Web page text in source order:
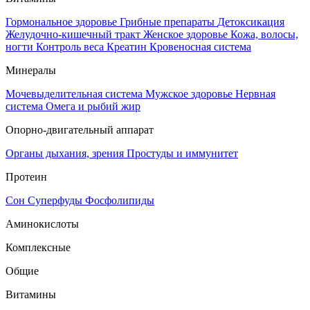
Гормональное здоровье Грибные препараты Детоксикация
Желудочно-кишечный тракт Женское здоровье Кожа, волосы,
ногти Контроль веса Креатин Кровеносная система
Минералы
Мочевыделительная система Мужское здоровье Нервная
система Омега и рыбий жир
Опорно-двигательный аппарат
Органы дыхания, зрения Простуды и иммунитет
Протеин
Сон Суперфуды Фосфолипиды
Аминокислоты
Комплексные
Общие
Витамины